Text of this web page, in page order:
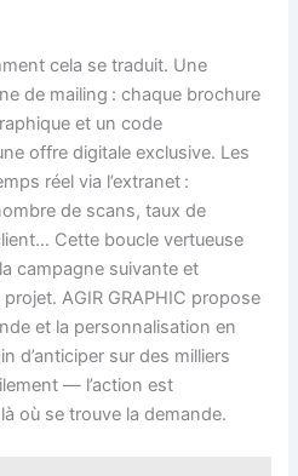
cela se traduit. Une
de mailing : chaque brochure
et un code
offre digitale exclusive. Les
réel via l’extranet :
de scans, taux de
Cette boucle vertueuse
campagne suivante et
AGIR GRAPHIC propose
et la personnalisation en
d’anticiper sur des milliers
— l’action est
où se trouve la demande.